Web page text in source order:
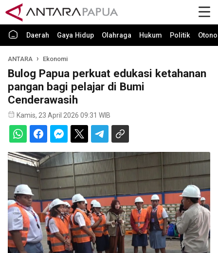
Daerah Gaya Hidup Olahraga Hukum Politik
ANTARA Ekonomi
Bulog Papua perkuat edukasi ketahanan
pangan bagi pelajar di Bumi
Cenderawasih
Kamis, 23 April 2026 09:31 WIB